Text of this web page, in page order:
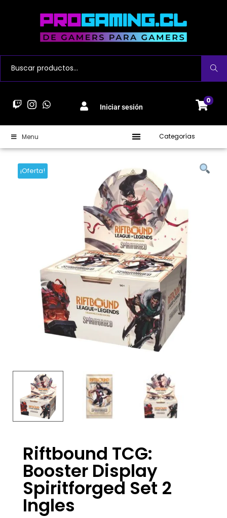
Buscar
Iniciar sesión
0
Menu Categorías
¡Oferta!
Riftbound TCG:
Booster Display
Spiritforged Set 2
Ingles